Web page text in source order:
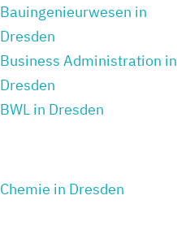
Bauingenieurwesen in
Dresden
Business Administration in
Dresden
BWL in Dresden
Chemie in Dresden